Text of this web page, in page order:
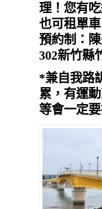
理！您有
也可租單車
預約制：陳
302新竹縣
*兼自我路
累，有運動
等會一定